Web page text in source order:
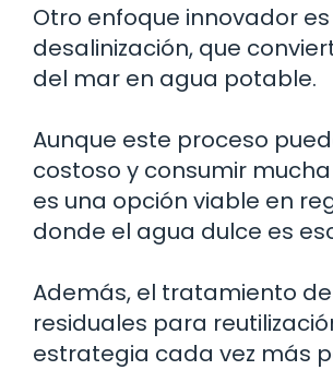
Otro enfoque innovador
desalinización, que
del mar en agua potable.
Aunque este proceso
costoso y consumir
es una opción viable en
donde el agua dulce es
Además, el tratamiento
residuales para
estrategia cada vez más